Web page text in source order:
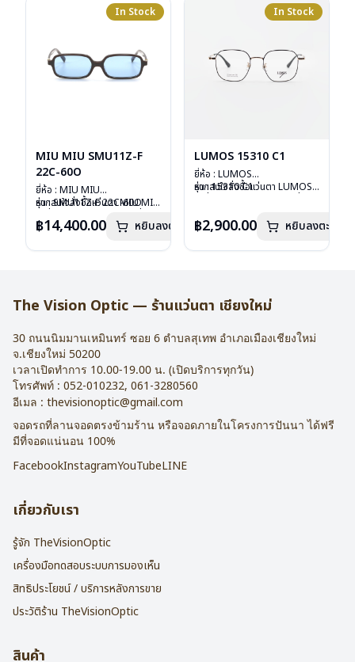
In Stock
MIU MIU SMU11Z-F
22C-60O
ยี่ห้อ : MIU MIU
รุ่น : SMU11Z-F 22C-60O
เลนส์ : กันแดดสีฟ้า
น้ำหนัก : 24 กรัม
หากสนใจสั่งชื้อแว่นตา MIU MIU
ลงไว้กรุณาติดต่อเรา
คลิก
฿14,400.00 หยิบลงตะกร้า
In Stock
LUMOS 15310 C1
ยี่ห้อ : LUMOS
รุ่น : 15310 C1
บานพับ : ไม่มีสปริง
อุปกรณ์ : กล่องแว่น , ผ้าเช็ดแว่น
หากสนใจสั่งชื้อแว่นตา LUMOS
฿2,900.00 หยิบลงตะกร้า
The Vision Optic — ร้านแว่นตา เชียงใหม่
30 ถนนนิมมานเหมินทร์ ซอย 6 ตำบลสุเทพ อำเภอเมืองเชียงใหม่
จ.เชียงใหม่ 50200
เวลาเปิดทำการ 10.00-19.00 น. (เปิดบริการทุกวัน)
โทรศัพท์ : 052-010232, 061-3280560
อีเมล : thevisionoptic@gmail.com
จอดรถที่ลานจอดตรงข้ามร้าน หรือจอดภายในโครงการปันนา ได้ฟรี
มีที่จอดแน่นอน 100%
FacebookInstagramYouTubeLINE
เกี่ยวกับเรา
รู้จัก TheVisionOptic
เครื่องมือทดสอบระบบการมองเห็น
สิทธิประโยชน์ / บริการหลังการขาย
ประวัติร้าน TheVisionOptic
สินค้า